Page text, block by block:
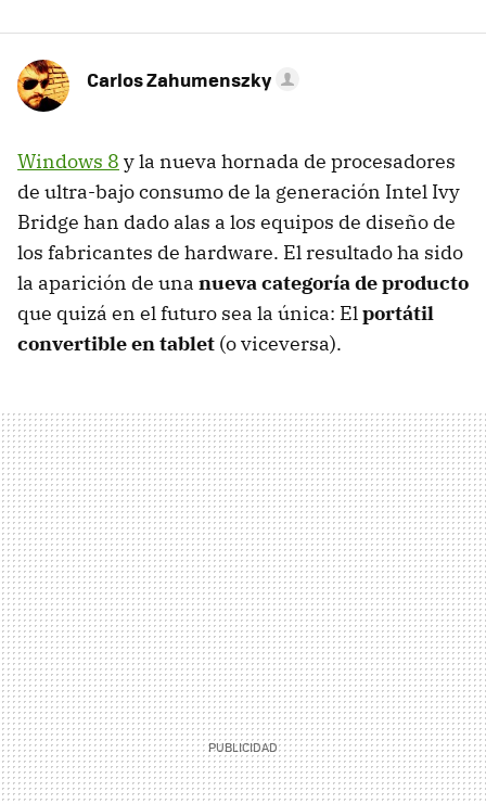
Carlos Zahumenszky
Windows 8 y la nueva hornada de procesadores
de ultra-bajo consumo de la generación Intel Ivy
Bridge han dado alas a los equipos de diseño de
los fabricantes de hardware. El resultado ha sido
la aparición de una nueva categoría de producto
que quizá en el futuro sea la única: Elportátil
convertible en tablet (o viceversa).